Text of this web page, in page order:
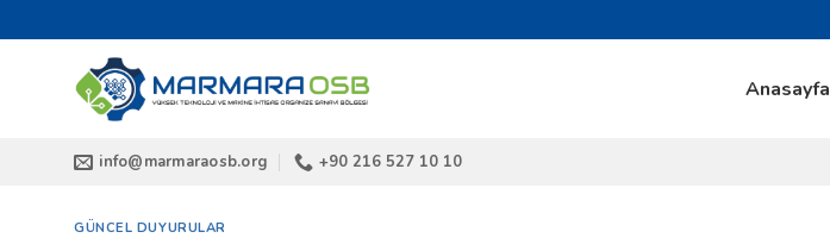
atla
Anasayfa
info@marmaraosb.org +90 216 527 10 10
GÜNCEL DUYURULAR